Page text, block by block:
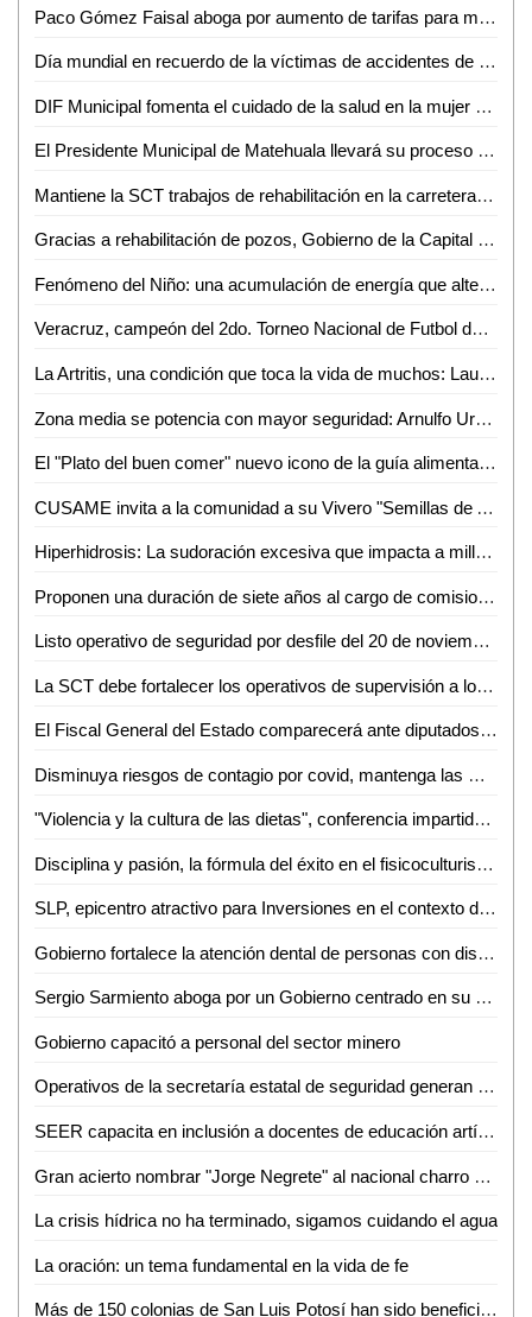
Paco Gómez Faisal aboga por aumento de tarifas para mejorar infraestructura de DAPAS
Día mundial en recuerdo de la víctimas de accidentes de tráfico
DIF Municipal fomenta el cuidado de la salud en la mujer para prevenir cáncer de mama
El Presidente Municipal de Matehuala llevará su proceso penal en libertad con algunas "medidas cautelares"
Mantiene la SCT trabajos de rehabilitación en la carretera 57 durante una semana más
Gracias a rehabilitación de pozos, Gobierno de la Capital e Interapas eficientizan el llenado de pipas de agua
Fenómeno del Niño: una acumulación de energía que altera la atmósfera, según Mauricio López
Veracruz, campeón del 2do. Torneo Nacional de Futbol de Talla Baja, organizado por el DIF de San Luis Capital
La Artritis, una condición que toca la vida de muchos: Laura Sierra
Zona media se potencia con mayor seguridad: Arnulfo Urbiola
El "Plato del buen comer" nuevo icono de la guía alimentaria 2023
CUSAME invita a la comunidad a su Vivero "Semillas de Amor"
Hiperhidrosis: La sudoración excesiva que impacta a millones
Proponen una duración de siete años al cargo de comisionados numerarios de la CEGAIP
Listo operativo de seguridad por desfile del 20 de noviembre: SSPCE
La SCT debe fortalecer los operativos de supervisión a los taxis
El Fiscal General del Estado comparecerá ante diputados para que los ciudadanos conozcan detalles del trabajo realizado: Dip. Rubén Guajardo
Disminuya riesgos de contagio por covid, mantenga las medidas de prevención
"Violencia y la cultura de las dietas", conferencia impartida en la Facultad de Enfermería y Nutrición (FEN) de la UASLP
Disciplina y pasión, la fórmula del éxito en el fisicoculturismo según María Lara
SLP, epicentro atractivo para Inversiones en el contexto del new nearshoring
Gobierno fortalece la atención dental de personas con discapacidad
Sergio Sarmiento aboga por un Gobierno centrado en su rol organizativo
Gobierno capacitó a personal del sector minero
Operativos de la secretaría estatal de seguridad generan 222 detenciones del 11 al 17 de noviembre
SEER capacita en inclusión a docentes de educación artística
Gran acierto nombrar "Jorge Negrete" al nacional charro 2023
La crisis hídrica no ha terminado, sigamos cuidando el agua
La oración: un tema fundamental en la vida de fe
Más de 150 colonias de San Luis Potosí han sido beneficiadas por el Gobierno de la Capital en los 106 Domingos de Pilas